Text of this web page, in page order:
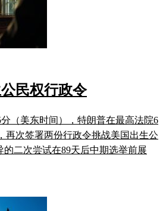
民权行政令
分（美东时间），特朗普在最高法院6
再次签署两份行政令挑战美国出生公
的二次尝试在89天后中期选举前展